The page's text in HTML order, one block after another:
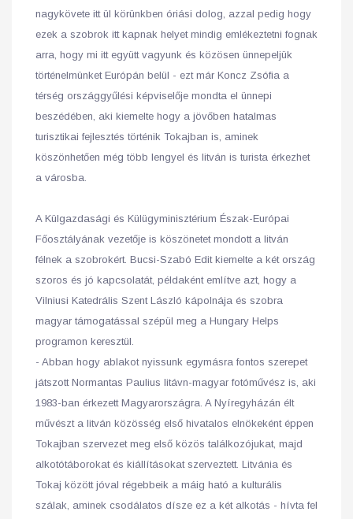
nagykövete itt ül körünkben óriási dolog, azzal pedig hogy
ezek a szobrok itt kapnak helyet mindig emlékeztetni fognak
arra, hogy mi itt együtt vagyunk és közösen ünnepeljük
történelmünket Európán belül - ezt már Koncz Zsófia a
térség országgyűlési képviselője mondta el ünnepi
beszédében, aki kiemelte hogy a jövőben hatalmas
turisztikai fejlesztés történik Tokajban is, aminek
köszönhetően még több lengyel és litván is turista érkezhet
a városba.
A Külgazdasági és Külügyminisztérium Észak-Európai
Főosztályának vezetője is köszönetet mondott a litván
félnek a szobrokért. Bucsi-Szabó Edit kiemelte a két ország
szoros és jó kapcsolatát, példaként említve azt, hogy a
Vilniusi Katedrális Szent László kápolnája és szobra
magyar támogatással szépül meg a Hungary Helps
programon keresztül.
- Abban hogy ablakot nyissunk egymásra fontos szerepet
játszott Normantas Paulius litávn-magyar fotóművész is, aki
1983-ban érkezett Magyarországra. A Nyíregyházán élt
művészt a litván közösség első hivatalos elnökeként éppen
Tokajban szervezet meg első közös találkozójukat, majd
alkotótáborokat és kiállításokat szerveztett. Litvánia és
Tokaj között jóval régebbeik a máig ható a kulturális
szálak, aminek csodálatos dísze ez a két alkotás - hívta fel